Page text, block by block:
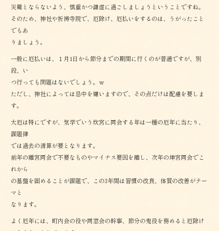
災難とならないよう、慎重かつ謙虚に過ごしましょうということですね。
そのため、神社や祈祷寺院で、厄除け、厄払いをするのは、うがったこと
でもあ
りましょう。
一般に厄払いは、１月1日から節分までの期間に行くのが普通ですが、別
段、い
つ行っても問題はないでしょう。ｗ
ただし、神社によっては忌中を嫌いますので、その点だけは配慮を要しま
す。
大厄は特にですが、気学でいう坎宮に同会する年は一種の厄年に当たり、
課題律
では過去の清算が要となります。
前年の離宮同会で不要なものやマイナス要因を離し、次年の坤宮同会でこ
れから
の基盤を固めることが課題で、この3年間は習慣の改良、体質の改善がテー
マと
なります。
よく厄年には、町内会の役や同窓会の幹事、節分の鬼役を務めると厄除け